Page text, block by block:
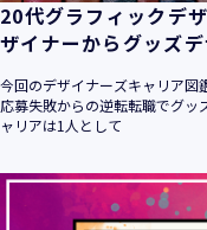
20代グラフィックデ
ザイナーからグッズ
今回のデザイナーズキャリア
応募失敗からの逆転転職でグッ
ャリアは1人として